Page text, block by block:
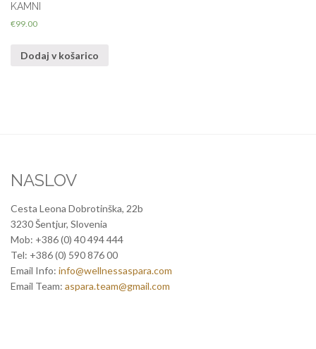
KAMNI
€99.00
Dodaj v košarico
NASLOV
Cesta Leona Dobrotinška, 22b
3230 Šentjur, Slovenia
Mob: +386 (0) 40 494 444
Tel: +386 (0) 590 876 00
Email Info: info@wellnessaspara.com
Email Team: aspara.team@gmail.com